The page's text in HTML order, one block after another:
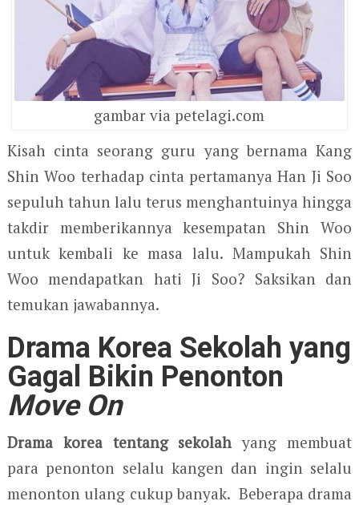
gambar via petelagi.com
Kisah cinta seorang guru yang bernama Kang
Shin Woo terhadap cinta pertamanya Han Ji Soo
sepuluh tahun lalu terus menghantuinya hingga
takdir memberikannya kesempatan Shin Woo
untuk kembali ke masa lalu. Mampukah Shin
Woo mendapatkan hati Ji Soo? Saksikan dan
temukan jawabannya.
Drama Korea Sekolah yang
Gagal Bikin Penonton
Move On
Drama korea tentang sekolah yang membuat
para penonton selalu kangen dan ingin selalu
menonton ulang cukup banyak. Beberapa drama